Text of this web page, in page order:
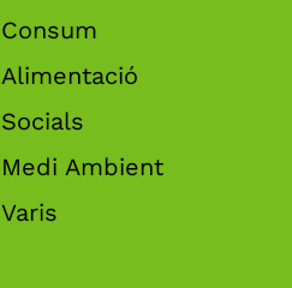
Consum
Alimentació
Socials
Medi Ambient
Varis